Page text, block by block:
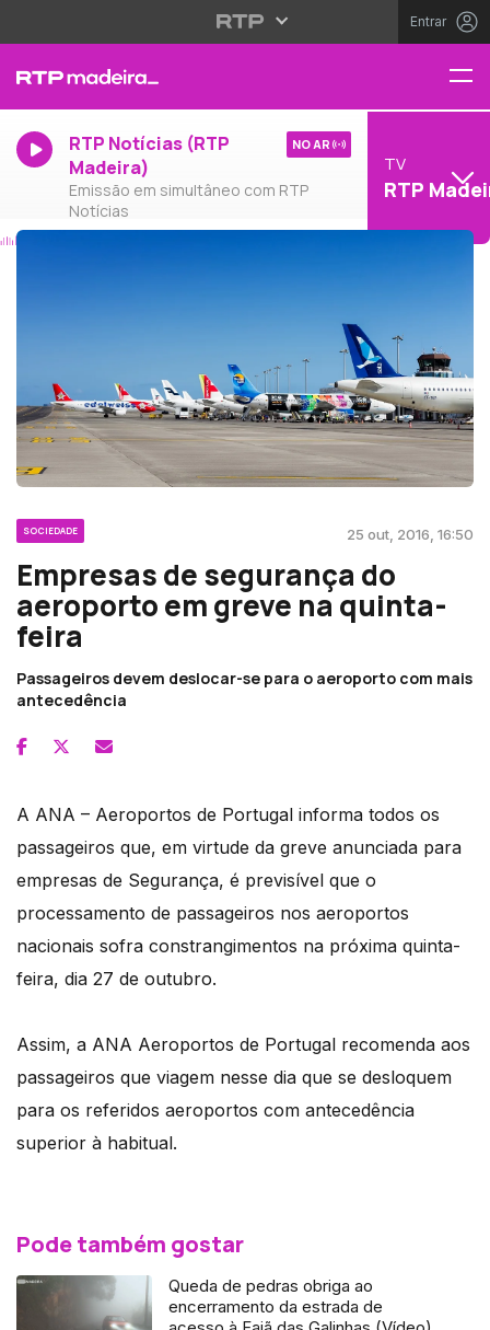
Entrar
RTP Notícias (RTP
Madeira)
Emissão em simultâneo com RTP
Notícias
NO AR
TV
RTP
SOCIEDADE 25 out, 2016, 16:50
Empresas de segurança do
aeroporto em greve na quinta-
feira
Passageiros devem deslocar-se para o aeroporto com mais
antecedência
A ANA – Aeroportos de Portugal informa todos os
passageiros que, em virtude da greve anunciada para
empresas de Segurança, é previsível que o
processamento de passageiros nos aeroportos
nacionais sofra constrangimentos na próxima quinta-
feira, dia 27 de outubro.
Assim, a ANA Aeroportos de Portugal recomenda aos
passageiros que viagem nesse dia que se desloquem
para os referidos aeroportos com antecedência
superior à habitual.
Pode também gostar
Queda de pedras obriga ao
encerramento da estrada de